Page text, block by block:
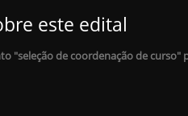
este edital
"seleção de coordenação de